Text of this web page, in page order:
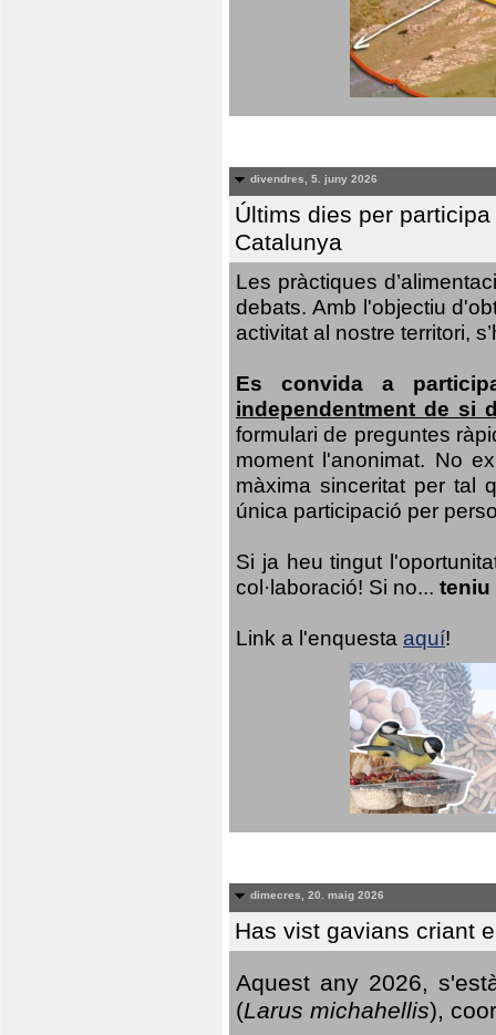
divendres, 5. juny 2026
Últims dies per
Catalunya
Les pràctiques
debats. Amb l'objectiu
activitat al nostre territori,
Es convida a
independentment de si
formulari de preguntes
moment l'anonimat. No
màxima sinceritat per tal
única participació per
Si ja heu tingut
col·laboració! Si no... teniu
Link a l'enquesta aquí!
dimecres, 20. maig 2026
Has vist gavians criant
Aquest any 2026,
(Larus michahellis),